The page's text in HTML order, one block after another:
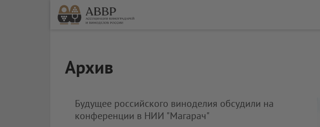
Архив
Будущее российского виноделия обсудили на
конференции в НИИ "Магарач"